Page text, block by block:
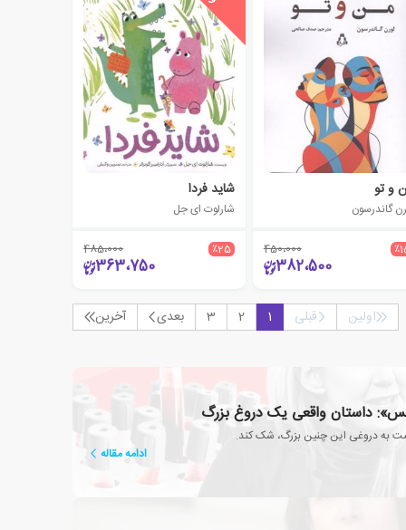
و تو
گاندرسون
450،000
382،500
شاید فردا
شارلوت ای جل
٪25 485،000
363،750
اولین قبلی 1
2
3 بعدی آخرین
داستان واقعی یک دروغ بزرگ
به دروغی این چنین بزرگ، شک کند.
ادامه مقاله